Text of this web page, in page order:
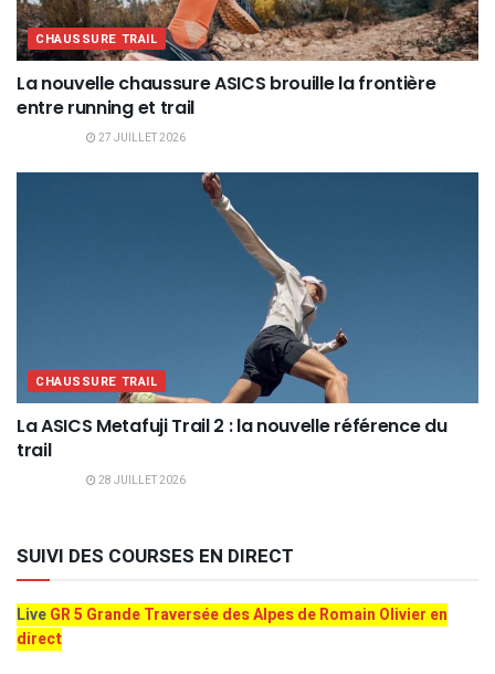
CHAUSSURE TRAIL
La nouvelle chaussure ASICS brouille la frontière
entre running et trail
27 JUILLET 2026
CHAUSSURE TRAIL
La ASICS Metafuji Trail 2 : la nouvelle référence du
trail
28 JUILLET 2026
SUIVI DES COURSES EN DIRECT
LiveGR 5 Grande Traversée des Alpes de Romain Olivier en
direct